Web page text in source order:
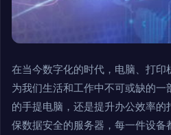
在当今数字化的时代，电脑、打
为我们生活和工作中不可或缺的
的手提电脑，还是提升办公效率
保数据安全的服务器，每一件设备